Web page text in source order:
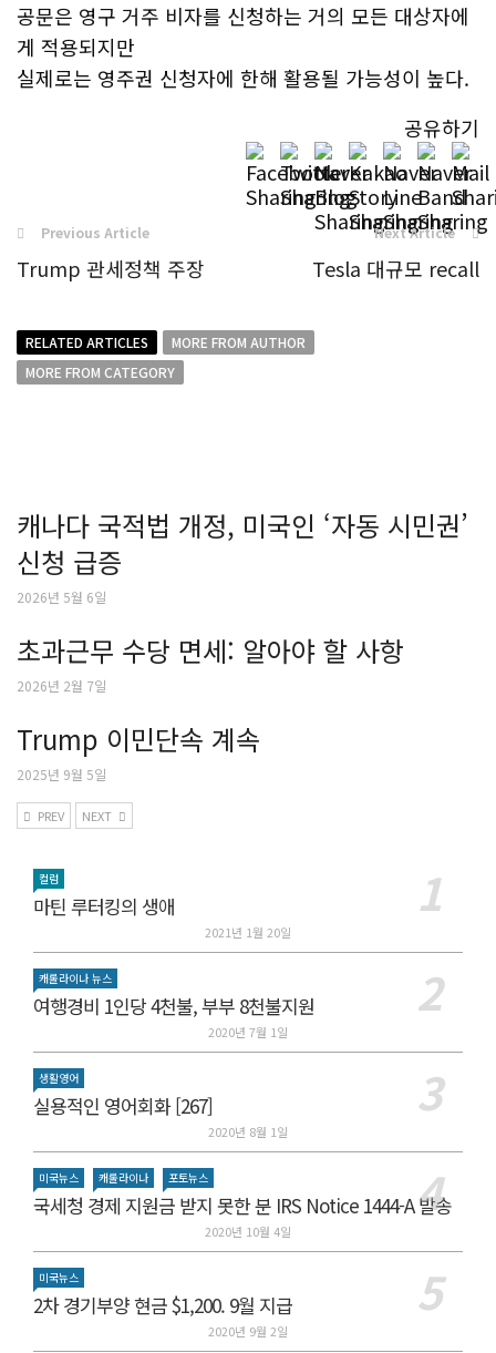
공문은 영구 거주 비자를 신청하는 거의 모든 대상자에
게 적용되지만
실제로는 영주권 신청자에 한해 활용될 가능성이 높다.
공유하기
Previous Article
Trump 관세정책 주장
Next Article
Tesla 대규모 recall
RELATED ARTICLES
MORE FROM AUTHOR
MORE FROM CATEGORY
캐나다 국적법 개정, 미국인 ‘자동 시민권’
신청 급증
2026년 5월 6일
초과근무 수당 면세: 알아야 할 사항
2026년 2월 7일
Trump 이민단속 계속
2025년 9월 5일
PREV NEXT
컬럼
마틴 루터킹의 생애
2021년 1월 20일
캐롤라이나 뉴스
여행경비 1인당 4천불, 부부 8천불지원
2020년 7월 1일
생활영어
실용적인 영어회화 [267]
2020년 8월 1일
미국뉴스 캐롤라이나 포토뉴스
국세청 경제 지원금 받지 못한 분 IRS Notice 1444-A 발송
2020년 10월 4일
미국뉴스
2차 경기부양 현금 $1,200. 9월 지급
2020년 9월 2일